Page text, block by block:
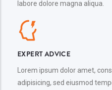
labore dolore magna aliqua.
EXPERT ADVICE
Lorem ipsum dolor amet,
adipisicing, sed eiusmod